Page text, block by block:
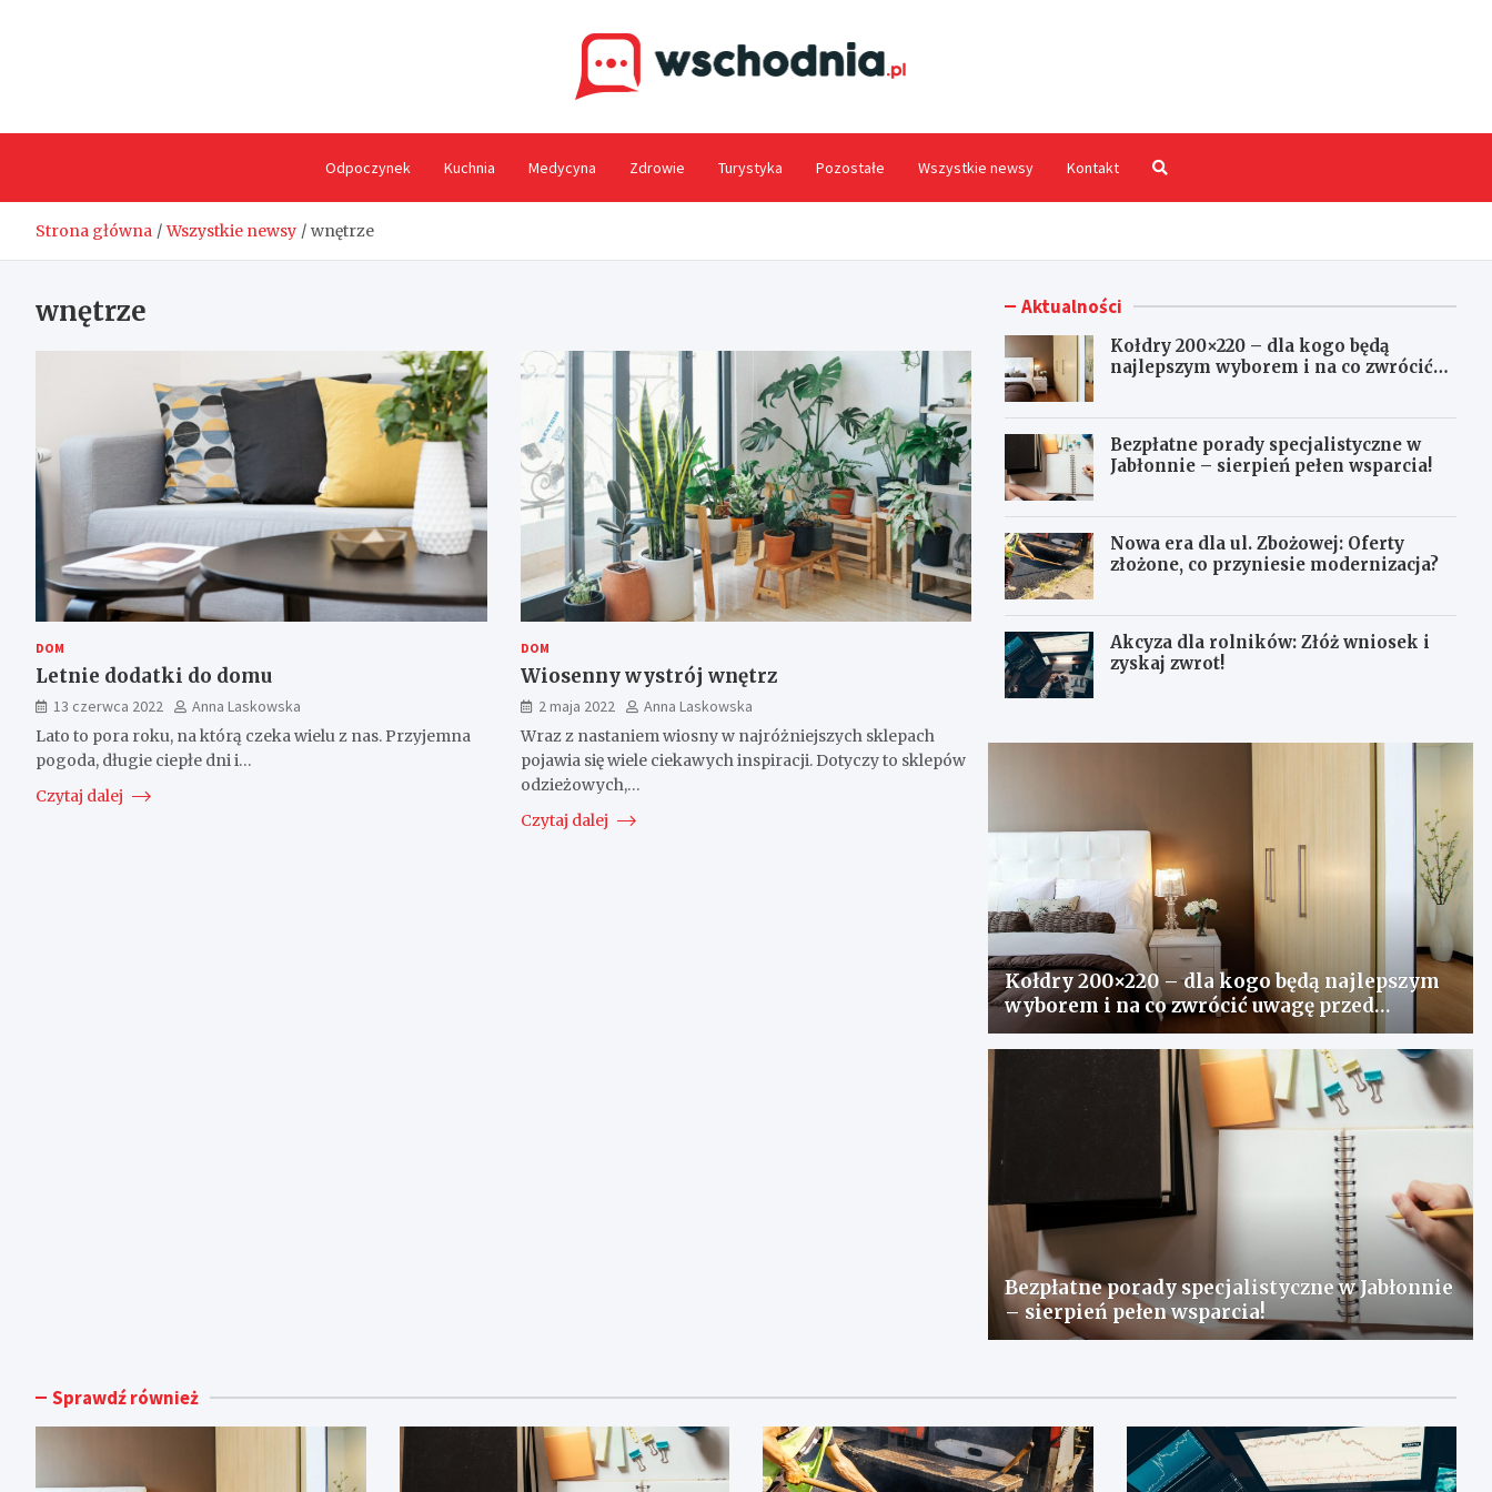
Odpoczynek Kuchnia Medycyna Zdrowie Turystyka Pozostałe Wszystkie newsy Kontakt
Strona główna Wszystkie newsy wnętrze
wnętrze
DOM
Letnie dodatki do domu
13 czerwca 2022
Anna Laskowska
Lato to pora roku, na którą czeka wielu z nas. Przyjemna
pogoda, długie ciepłe dni i…
Czytaj dalej
DOM
Wiosenny wystrój wnętrz
2 maja 2022
Anna Laskowska
Wraz z nastaniem wiosny w najróżniejszych sklepach
pojawia się wiele ciekawych inspiracji. Dotyczy to sklepów
odzieżowych,…
Czytaj dalej
Aktualności
Kołdry 200×220 – dla kogo będą
najlepszym wyborem i na co zwrócić
Bezpłatne porady specjalistyczne w
Jabłonnie – sierpień pełen wsparcia!
Nowa era dla ul. Zbożowej: Oferty
złożone, co przyniesie modernizacja?
Akcyza dla rolników: Złóż wniosek i
zyskaj zwrot!
Kołdry 200×220 – dla kogo będą najlepszym
wyborem i na co zwrócić uwagę przed
zakupem?
Bezpłatne porady specjalistyczne w Jabłonnie
– sierpień pełen wsparcia!
Sprawdź również